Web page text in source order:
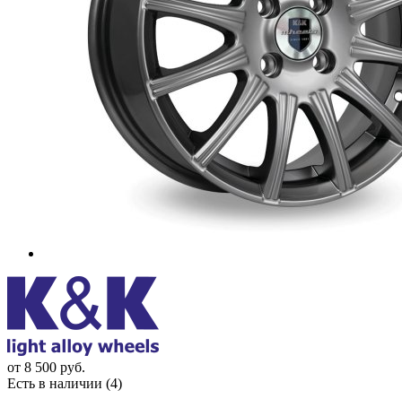
от 8 500 руб.
Есть в наличии (4)